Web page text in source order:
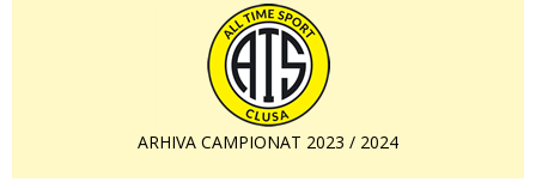
ARHIVA CAMPIONAT 2023 / 2024